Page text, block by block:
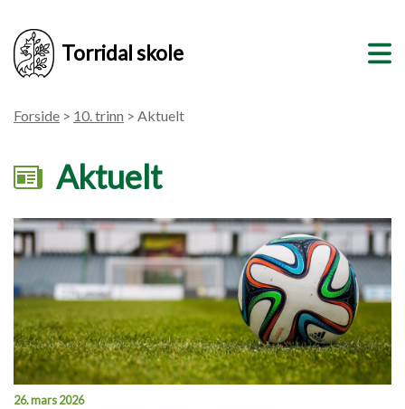
Torridal skole
Forside > 10. trinn > Aktuelt
Aktuelt
26. mars 2026